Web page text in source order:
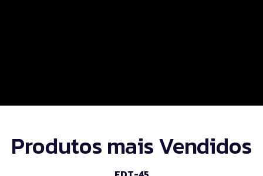
Produtos mais Vendidos